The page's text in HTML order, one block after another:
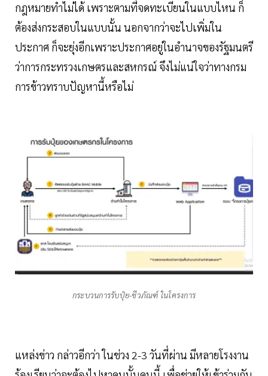
กฎหมายทำไม่ได้ เพราะตามที่จดทะเบียนในแบบไหน ก็
ต้องส่งกระสอบในแบบนั้น นอกจากว่าจะไปเพิ่มใน
ประกาศ ก็จะยุ่งอีกเพราะประกาศอยู่ในอำนาจของรัฐมนตรี
ว่าการกระทรวงเกษตรและสหกรณ์ จึงไม่แน่ใจว่าทางกรม
การข้าวทราบปัญหานี้หรือไม่
กระบวนการรับปุ๋ย-ชีวภัณฑ์ ในโครงการ
แหล่งข่าว กล่าวอีกว่า ในช่วง 2-3 วันที่ผ่าน มีหลายโรงงาน